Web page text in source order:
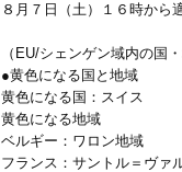
８月７日（土）１６時から
（EU/シェンゲン域内の国・
●黄色になる国と地域
黄色になる国：スイス
黄色になる地域
ベルギー：ワロン地域
フランス：サントル＝ヴァ